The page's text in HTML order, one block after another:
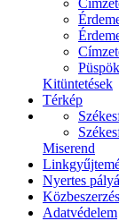
Kitüntetések
Térkép
Miserend
Nyertes
Közbeszerzés
Adatvédelem